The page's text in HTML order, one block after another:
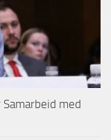
med